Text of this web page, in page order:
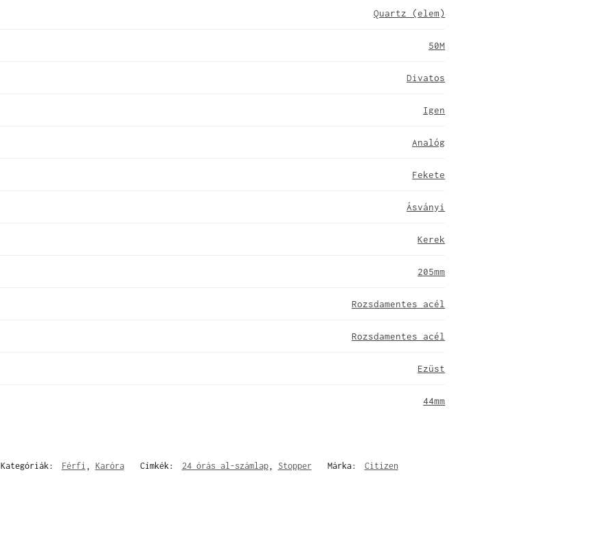
Quartz (elem)
50M
Divatos
Igen
Analóg
Fekete
Ásványi
Kerek
205mm
Rozsdamentes acél
Rozsdamentes acél
Ezüst
44mm
Kategóriák: Férfi , Karóra Címkék: 24 órás al-számlap, Stopper Márka: Citizen